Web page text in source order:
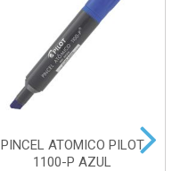
PINCEL ATOMICO PILOT
1100-P AZUL